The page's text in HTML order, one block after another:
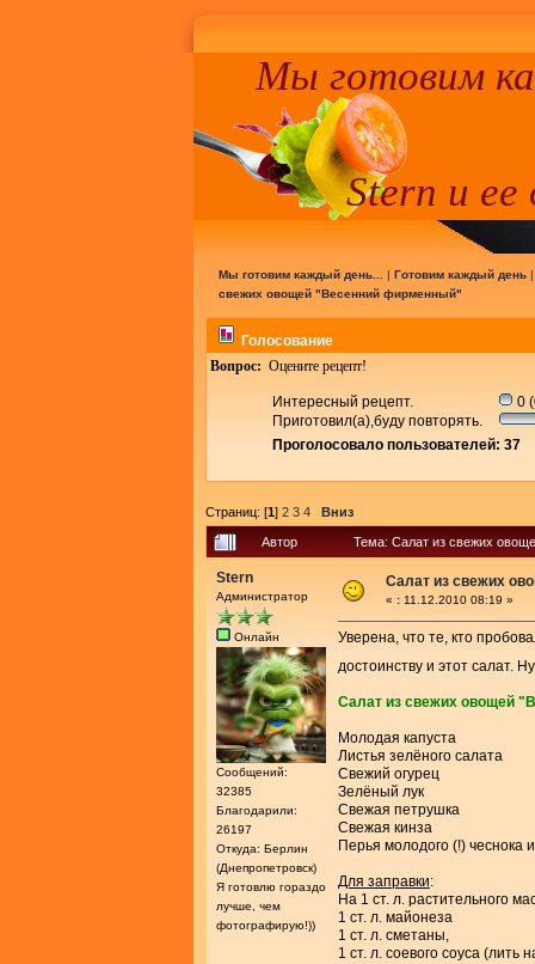
Мы готовим
Stern и ее
Мы готовим каждый день... | Готовим каждый день
свежих овощей "Весенний фирменный"
Голосование
Вопрос: Оцените рецепт!
Интересный рецепт.
0
Приготовил(а),буду повторять.
Проголосовало пользователей: 37
Страниц: [1] 2 3 4 Вниз
Автор Тема: Салат из свежих
Stern
Администратор
Онлайн
Сообщений:
32385
Благодарили:
26197
Откуда: Берлин
(Днепропетровск)
Я готовлю гораздо
лучше, чем
фотографирую!))
Салат из свежих
« : 11.12.2010 08:19 »
Уверена, что те, кто
достоинству и этот салат.
Салат из свежих овощей
Молодая капуста
Листья зелёного салата
Свежий огурец
Зелёный лук
Свежая петрушка
Свежая кинза
Перья молодого (!) чеснока
Для заправки:
На 1 ст. л. растительного
1 ст. л. майонеза
1 ст. л. сметаны,
1 ст. л. соевого соуса (лить